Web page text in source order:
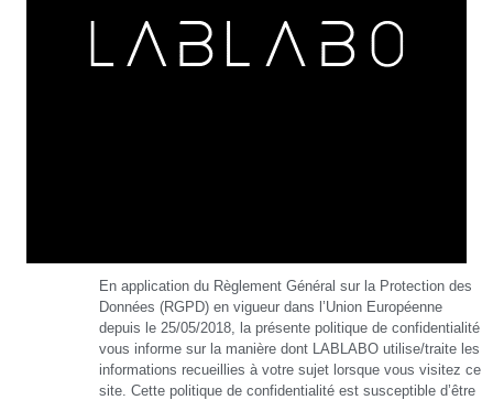
En application du Règlement Général sur la Protection des
Données (RGPD) en vigueur dans l’Union Européenne
depuis le 25/05/2018, la présente politique de confidentialité
vous informe sur la manière dont LABLABO utilise/traite les
informations recueillies à votre sujet lorsque vous visitez ce
site. Cette politique de confidentialité est susceptible d’être